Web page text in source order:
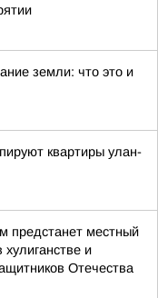
земли: что это и
квартиры улан-
предстанет местный
и
Отечества